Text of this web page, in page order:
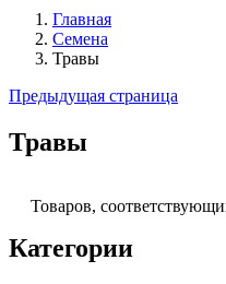
Главная
Семена
Травы
Предыдущая страница
Травы
Товаров,
Категории